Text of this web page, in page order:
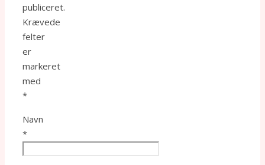
publiceret.
Krævede
felter
er
markeret
med
*
Navn
*